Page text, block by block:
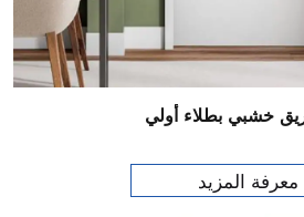
خشبي بطلاء أولي
معرفة المزيد